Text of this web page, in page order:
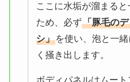
ここに水垢が溜まる
ため、必ず「豚毛の
シ」を使い、泡と一
く掻き出します。